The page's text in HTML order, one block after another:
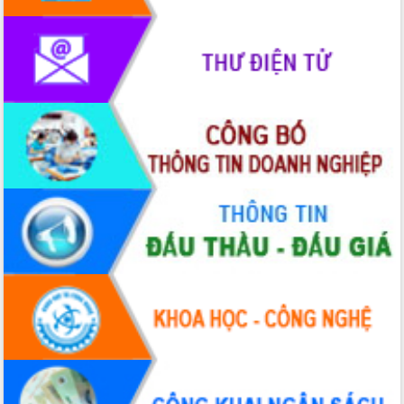
Rà soát, hoàn thiện hệ thống thiết chế
văn hóa, thể thao đáp ứng yêu cầu
phát triển mới
Thường trực HĐND tỉnh Đắk Lắk gặp
mặt Đoàn chuyên gia y tế TP. Hồ Chí
Minh
Lễ truy điệu và an táng hài cốt liệt sĩ
tại Nghĩa trang Liệt sĩ xã Sơn Hòa
Bàn giải pháp tháo gỡ khó khăn trong
xuất khẩu sầu riêng và triển khai quy
định EUDR
Thứ trưởng Bộ Nông nghiệp và Môi
trường Nguyễn Hoàng Hiệp khảo sát
vùng trồng và doanh nghiệp đóng gói
sầu riêng tại Đắk Lắk
Trình diễn nghệ thuật chế biến các
món ăn từ sầu riêng
Đắk Lắk công bố Quy hoạch và xúc
tiến đầu tư tỉnh
Ngành cá ngừ Đắk Lắk chủ động thích